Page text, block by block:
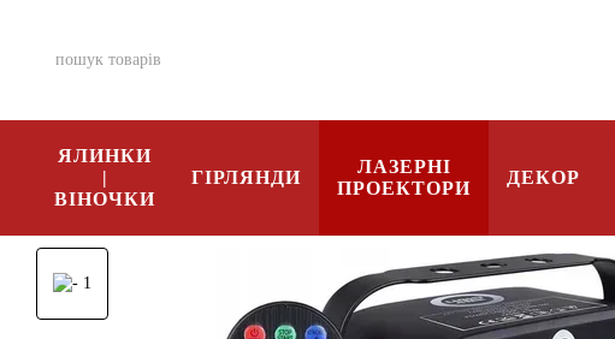
ЯЛИНКИ
|
ВІНОЧКИ
ГІРЛЯНДИ
ЛАЗЕРНІ
ПРОЕКТОРИ
ДЕКОР